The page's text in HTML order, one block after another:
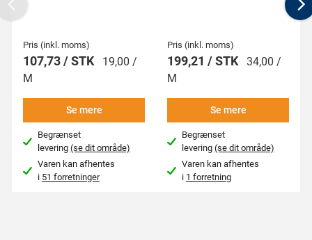
Pris (inkl. moms)
107,73 / STK
19,00 /
M
Se mere
Begrænset
levering(se dit område)
Varen kan afhentes
i 51 forretninger
Pris (inkl. moms)
199,21 / STK 34,00 /
M
Se mere
Begrænset
levering(se dit område)
Varen kan afhentes
i 1 forretning
Previous